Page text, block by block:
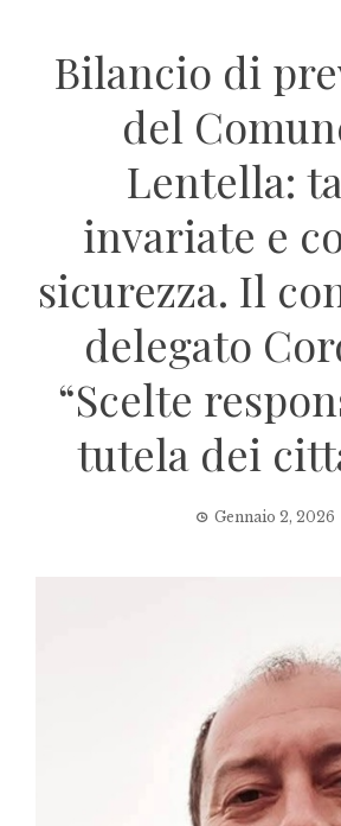
Bilancio di
del
Lentella:
invariate e
sicurezza. Il
delegato
“Scelte
tutela dei
Gennaio 2, 2026